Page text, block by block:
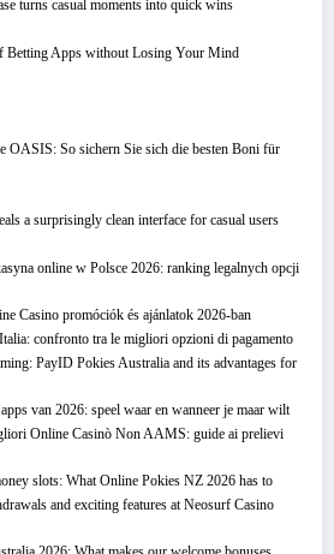
turns casual moments into quick wins
Betting Apps without Losing Your Mind
OASIS: So sichern Sie sich die besten Boni für
a surprisingly clean interface for casual users
online w Polsce 2026: ranking legalnych opcji
Casino promóciók és ajánlatok 2026-ban
confronto tra le migliori opzioni di pagamento
PayID Pokies Australia and its advantages for
van 2026: speel waar en wanneer je maar wilt
Online Casinò Non AAMS: guide ai prelievi
slots: What Online Pokies NZ 2026 has to
and exciting features at Neosurf Casino